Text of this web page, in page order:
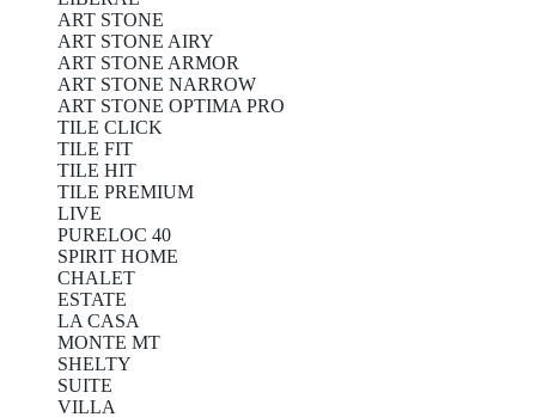
ART STONE
ART STONE AIRY
ART STONE ARMOR
ART STONE NARROW
ART STONE OPTIMA PRO
TILE CLICK
TILE FIT
TILE HIT
TILE PREMIUM
LIVE
PURELOC 40
SPIRIT HOME
CHALET
ESTATE
LA CASA
MONTE MT
SHELTY
SUITE
VILLA